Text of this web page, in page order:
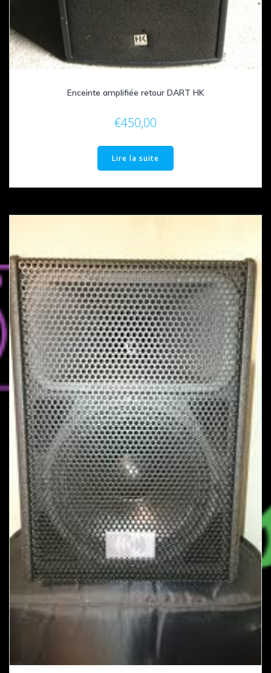
Enceinte amplifiée retour DART HK
€450,00
Lire la suite